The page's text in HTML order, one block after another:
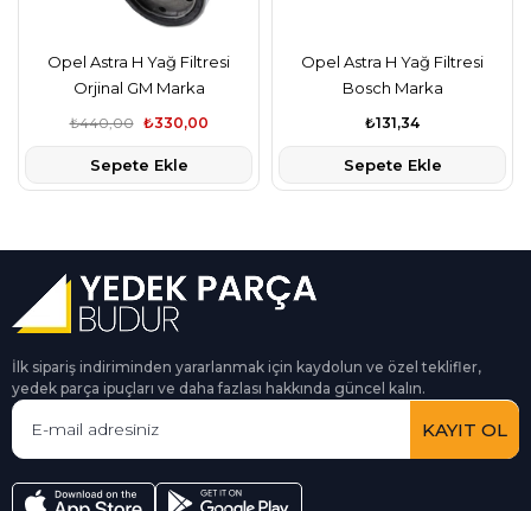
Opel Astra H Yağ Filtresi
Orjinal GM Marka
₺330,00
₺440,00
Sepete Ekle
Opel Astra H Yağ Filtresi
Bosch Marka
₺131,34
Sepete Ekle
İlk sipariş indiriminden yararlanmak için kaydolun ve özel teklifler,
yedek parça ipuçları ve daha fazlası hakkında güncel kalın.
KAYIT OL